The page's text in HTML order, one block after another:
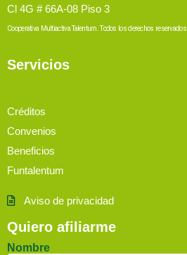
Cl 4G # 66A-08 Piso 3
Cooperativa Multiactiva Talentum. Todos los derechos reservados
Servicios
Créditos
Convenios
Beneficios
Funtalentum
Aviso de privacidad
Quiero afiliarme
Nombre